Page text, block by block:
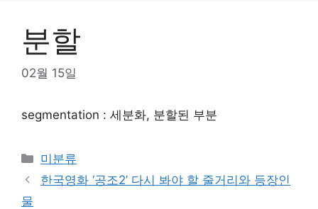
분할
02월 15일
segmentation : 세분화, 분할된 부분
Categories
미분류
한국영화 ‘공조2’ 다시 봐야 할 줄거리와 등장인
물